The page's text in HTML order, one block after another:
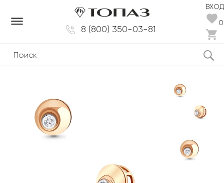
8 (800) 350-03-81
ВХОД
0
dehaze